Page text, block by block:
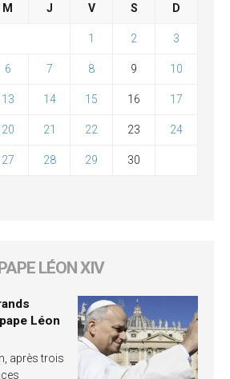
M J V S D
1 2 3
6 7 8 9 10
13 14 15 16 17
20 21 22 23 24
27 28 29 30
LÉON XIV
Léon
après trois